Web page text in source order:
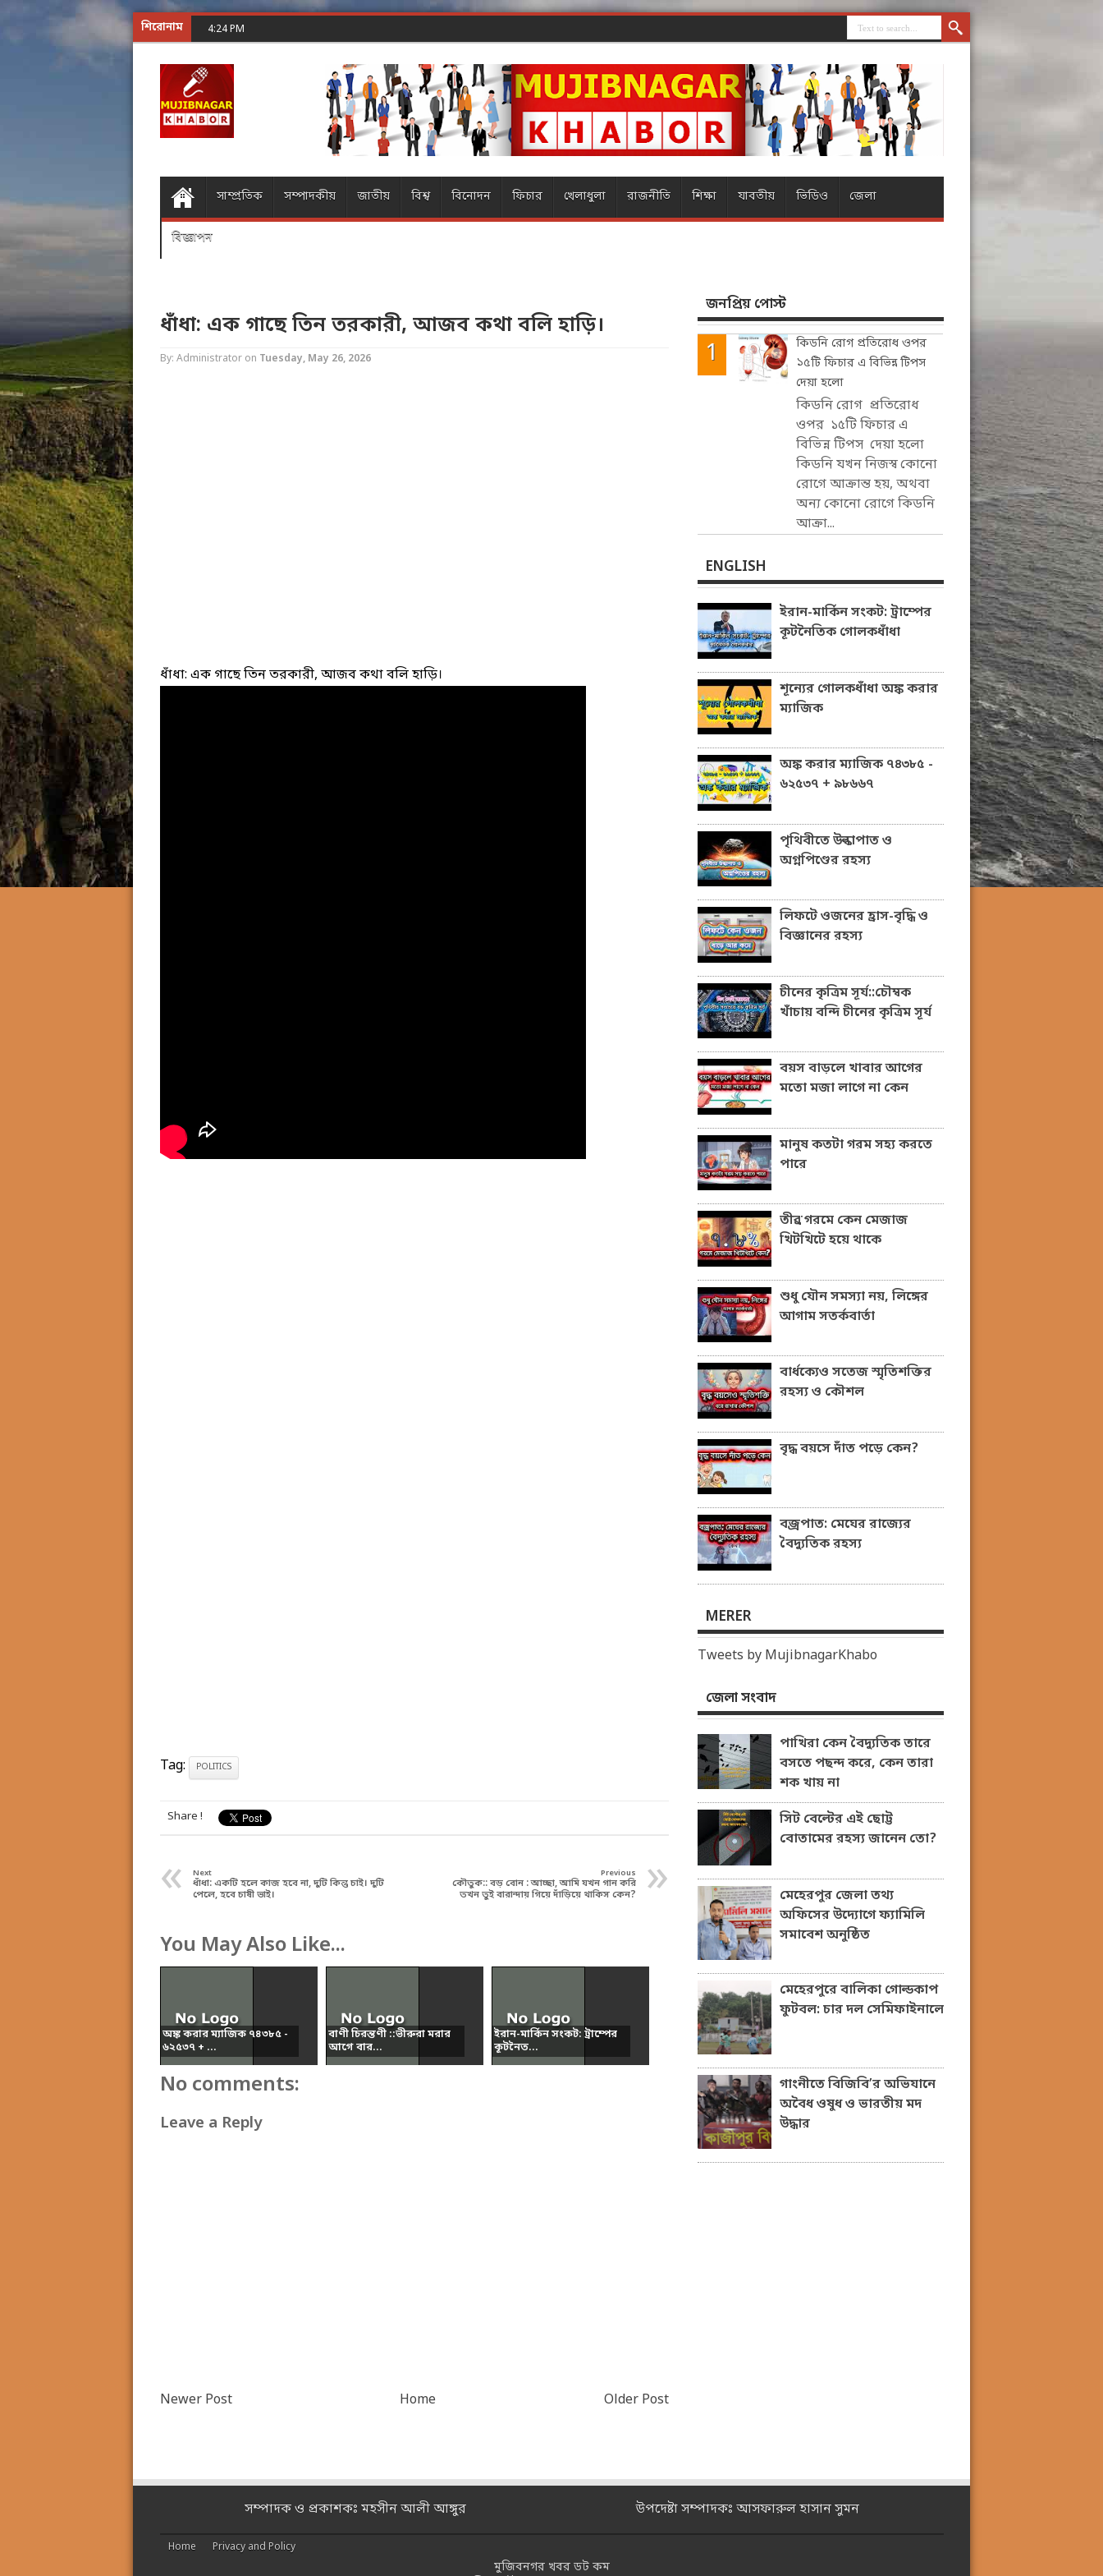
শিরোনাম 4:24 PM
সাম্প্রতিক সম্পাদকীয় জাতীয় বিশ্ব বিনোদন ফিচার খেলাধুলা রাজনীতি শিক্ষা যাবতীয় ভিডিও জেলা
বিজ্ঞাপন
ধাঁধা: এক গাছে তিন তরকারী, আজব কথা বলি হাড়ি।
By: Administrator on Tuesday, May 26, 2026
ধাঁধা: এক গাছে তিন তরকারী, আজব কথা বলি হাড়ি।
Tag: POLITICS
Share !
« Next
ধাঁধা: একটি হলে কাজ হবে না, দুটি কিন্তু চাই। দুটি
পেলে, হবে চাষী ভাই।
»
Previous
কৌতুক:: বড় বোন : আচ্ছা, আমি যখন গান করি
তখন তুই বারান্দায় গিয়ে দাঁড়িয়ে থাকিস কেন?
You May Also Like...
অঙ্ক করার ম্যাজিক ৭৪৩৮৫ -
৬২৫৩৭ + ...
বাণী চিরন্তণী ::ভীরুরা মরার
আগে বার...
ইরান-মার্কিন সংকট: ট্রাম্পের
কূটনৈত...
No comments:
Leave a Reply
Newer Post Older Post
Home
জনপ্রিয় পোস্ট
কিডনি রোগ প্রতিরোধ ওপর
১৫টি ফিচার এ বিভিন্ন টিপস
দেয়া হলো
কিডনি রোগ প্রতিরোধ
ওপর ১৫টি ফিচার এ
বিভিন্ন টিপস দেয়া হলো
কিডনি যখন নিজস্ব কোনো
রোগে আক্রান্ত হয়, অথবা
অন্য কোনো রোগে কিডনি
আক্রা...
ENGLISH
ইরান-মার্কিন সংকট: ট্রাম্পের
কূটনৈতিক গোলকধাঁধা
শূন্যের গোলকধাঁধা অঙ্ক করার
ম্যাজিক
অঙ্ক করার ম্যাজিক ৭৪৩৮৫ -
৬২৫৩৭ + ৯৮৬৬৭
পৃথিবীতে উল্কাপাত ও
অগ্নপিণ্ডের রহস্য
লিফটে ওজনের হ্রাস-বৃদ্ধি ও
বিজ্ঞানের রহস্য
চীনের কৃত্রিম সূর্য::চৌম্বক
খাঁচায় বন্দি চীনের কৃত্রিম সূর্য
বয়স বাড়লে খাবার আগের
মতো মজা লাগে না কেন
মানুষ কতটা গরম সহ্য করতে
পারে
তীব্র গরমে কেন মেজাজ
খিটখিটে হয়ে থাকে
শুধু যৌন সমস্যা নয়, লিঙ্গের
আগাম সতর্কবার্তা
বার্ধক্যেও সতেজ স্মৃতিশক্তির
রহস্য ও কৌশল
বৃদ্ধ বয়সে দাঁত পড়ে কেন?
বজ্রপাত: মেঘের রাজ্যের
বৈদ্যুতিক রহস্য
MERER
Tweets by MujibnagarKhabo
জেলা সংবাদ
পাখিরা কেন বৈদ্যুতিক তারে
বসতে পছন্দ করে, কেন তারা
শক খায় না
সিট বেল্টের এই ছোট্ট
বোতামের রহস্য জানেন তো?
মেহেরপুর জেলা তথ্য
অফিসের উদ্যোগে ফ্যামিলি
সমাবেশ অনুষ্ঠিত
মেহেরপুরে বালিকা গোল্ডকাপ
ফুটবল: চার দল সেমিফাইনালে
গাংনীতে বিজিবি’র অভিযানে
অবৈধ ওষুধ ও ভারতীয় মদ
উদ্ধার
সম্পাদক ও প্রকাশকঃ মহসীন আলী আঙ্গুর উপদেষ্টা সম্পাদকঃ আসফারুল হাসান সুমন
Home Privacy and Policy
মুজিবনগর খবর ডট কম